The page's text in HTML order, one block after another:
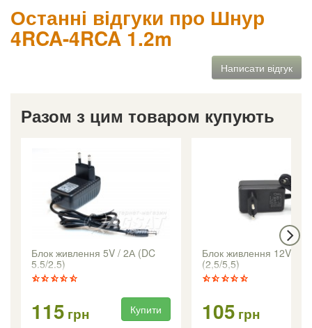
Останні відгуки про Шнур
4RCA-4RCA 1.2m
Написати відгук
Разом з цим товаром купують
Блок живлення 5V / 2А (DC
5.5/2.5)
115 грн Купити
Блок живлення 12V/
(2,5/5,5)
105 грн